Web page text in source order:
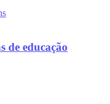
de educação